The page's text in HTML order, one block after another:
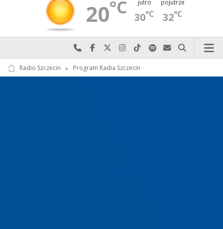
20°C jutro
30°C
pojutrze
32°C
Najlepiej po prostu do nas zadzwoń
Odwiedź nas na Facebook-u
Odwiedź nas na X
Odwiedź nas na Instagram-ie
Odwiedź nas na TikTok-u
Szukaj nas na Spotify
Wyślij do nas
Szukaj
Radio Szczecin » Program Radia Szczecin